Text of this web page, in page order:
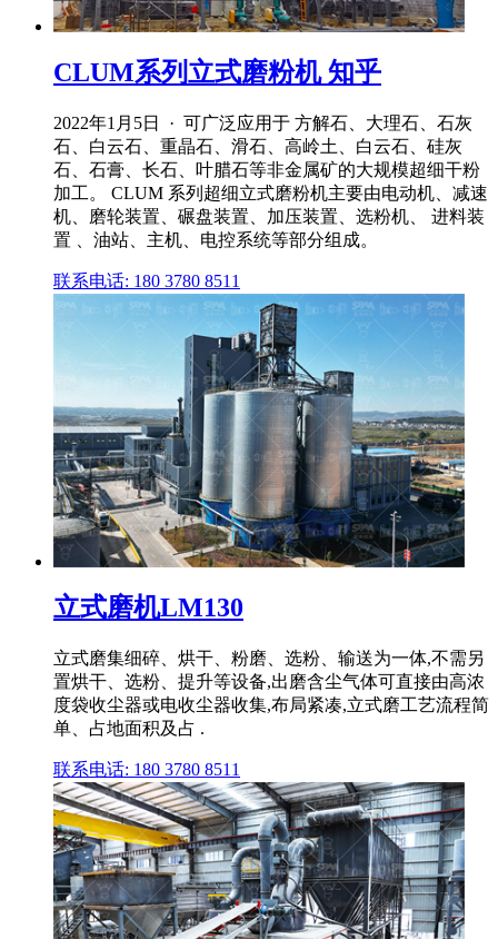
CLUM系列立式磨粉机 知乎
2022年1月5日 · 可广泛应用于 方解石、大理石、石灰
石、白云石、重晶石、滑石、高岭土、白云石、硅灰
石、石膏、长石、叶腊石等非金属矿的大规模超细干粉
加工。 CLUM 系列超细立式磨粉机主要由电动机、减速
机、磨轮装置、碾盘装置、加压装置、选粉机、 进料装
置 、油站、主机、电控系统等部分组成。
联系电话: 180 3780 8511
立式磨机LM130
立式磨集细碎、烘干、粉磨、选粉、输送为一体,不需另
置烘干、选粉、提升等设备,出磨含尘气体可直接由高浓
度袋收尘器或电收尘器收集,布局紧凑,立式磨工艺流程简
单、占地面积及占 .
联系电话: 180 3780 8511